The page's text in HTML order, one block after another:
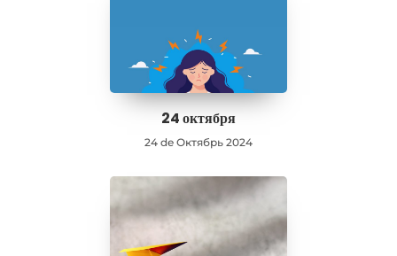
24 октября
24 de Октябрь 2024